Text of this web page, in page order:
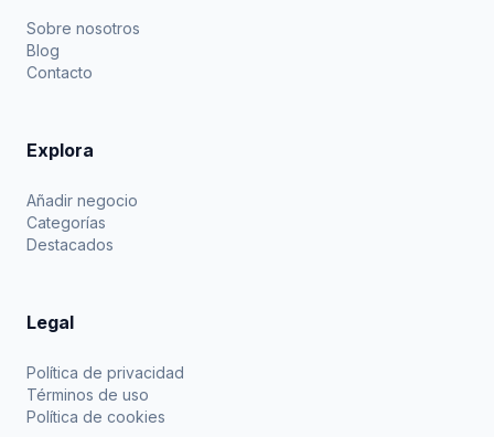
Sobre nosotros
Blog
Contacto
Explora
Añadir negocio
Categorías
Destacados
Legal
Política de privacidad
Términos de uso
Política de cookies